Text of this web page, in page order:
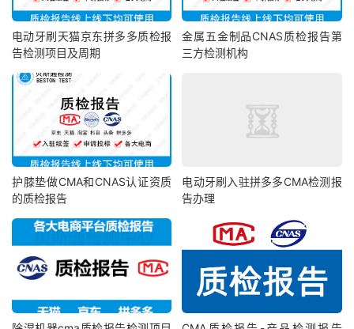
电动牙刷天猫京东拼多多质检报
告检测项目及周期
金属五金制品CNAS质检报告第
三方检测机构
护膝垫做CMA和CNAS认证资质
的质检报告
电动牙刷入驻拼多多CMA检测报
告办理